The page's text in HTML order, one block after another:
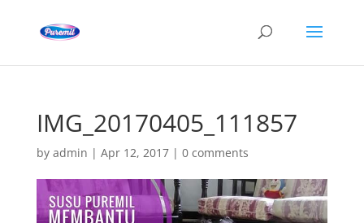
IMG_20170405_111857
by admin | Apr 12, 2017| 0 comments